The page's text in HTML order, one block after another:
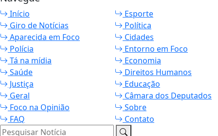
Início
Esporte
Giro de Notícias
Política
Aparecida em Foco
Cidades
Polícia
Entorno em Foco
Tá na mídia
Economia
Saúde
Direitos Humanos
Justiça
Educação
Geral
Câmara dos Deputados
Foco na Opinião
Sobre
FAQ
Contato
Pesquisar Notícia